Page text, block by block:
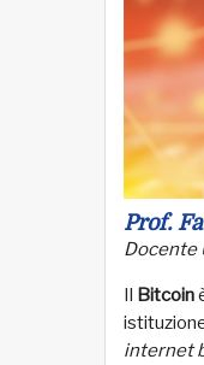
Prof.
Docente
Il Bitcoin
internet